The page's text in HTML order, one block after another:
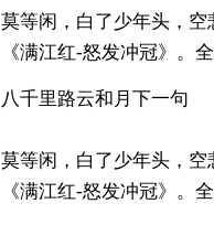
莫等闲，白了少年头，
《满江红-怒发冲冠》。
八千里路云和月下一句
莫等闲，白了少年头，
《满江红-怒发冲冠》。